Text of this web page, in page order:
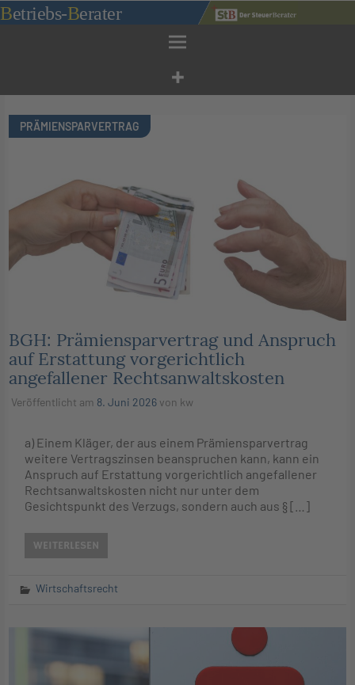
Zum
Inhalt
Betriebs-Berater
PRÄMIENSPARVERTRAG
BGH: Prämiensparvertrag und Anspruch
auf Erstattung vorgerichtlich
angefallener Rechtsanwaltskosten
Veröffentlicht am 8. Juni 2026von kw
a) Einem Kläger, der aus einem Prämiensparvertrag
weitere Vertragszinsen beanspruchen kann, kann ein
Anspruch auf Erstattung vorgerichtlich angefallener
Rechtsanwaltskosten nicht nur unter dem
Gesichtspunkt des Verzugs, sondern auch aus § […]
WEITERLESEN
Wirtschaftsrecht